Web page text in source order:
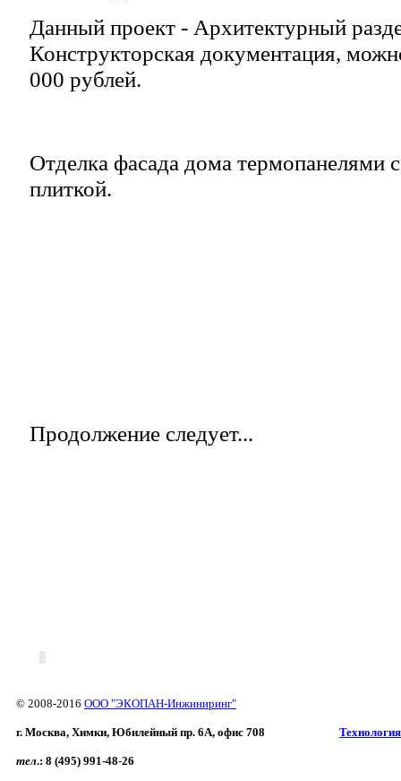
Данный проект - Архитектурный
Конструкторская документация,
000 рублей.
Отделка фасада дома термопанелями
плиткой.
Продолжение следует...
© 2008-2016 ООО "ЭКОПАН-Инжиниринг"
г. Москва, Химки, Юбилейный пр. 6A, офис 708
тел.: 8 (495) 991-48-26
Технология